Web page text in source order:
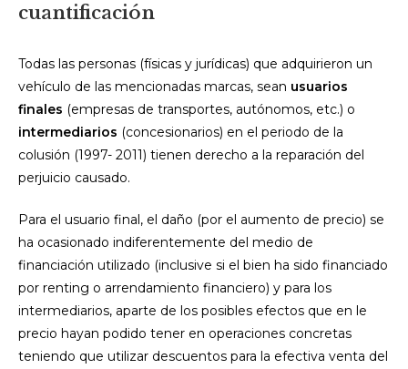
cuantificación
Todas las personas (físicas y jurídicas) que adquirieron un
vehículo de las mencionadas marcas, sean usuarios
finales (empresas de transportes, autónomos, etc.) o
intermediarios (concesionarios) en el periodo de la
colusión (1997- 2011) tienen derecho a la reparación del
perjuicio causado.
Para el usuario final, el daño (por el aumento de precio) se
ha ocasionado indiferentemente del medio de
financiación utilizado (inclusive si el bien ha sido financiado
por renting o arrendamiento financiero) y para los
intermediarios, aparte de los posibles efectos que en le
precio hayan podido tener en operaciones concretas
teniendo que utilizar descuentos para la efectiva venta del